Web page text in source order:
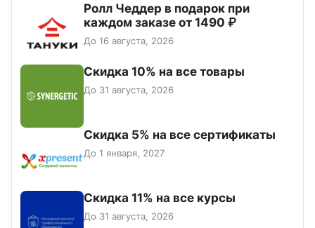
Ролл Чеддер в подарок при
каждом заказе от 1490 ₽
До 16 августа, 2026
Скидка 10% на все товары
До 31 августа, 2026
Скидка 5% на все сертификаты
До 1 января, 2027
Скидка 11% на все курсы
До 31 августа, 2026